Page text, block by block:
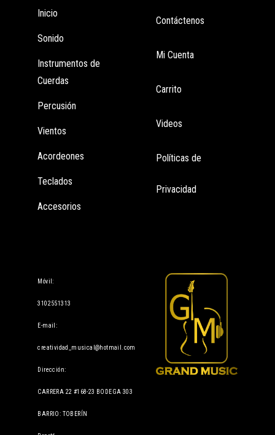
Inicio
Sonido
Instrumentos de
Cuerdas
Percusión
Vientos
Acordeones
Teclados
Accesorios
Contáctenos
Mi Cuenta
Carrito
Videos
Políticas de
Privacidad
Móvil:
3102551313
E-mail:
creatividad_musical@hotmail.com
Dirección:
CARRERA 22 #168-23 BODEGA 303
BARRIO: TOBERÍN